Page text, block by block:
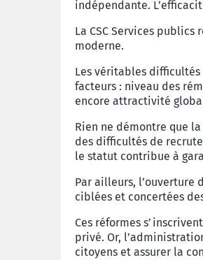
indépendante.
La CSC Services
moderne.
Les véritables
facteurs : niveau des
encore attractivité
Rien ne démontre que
des difficultés de
le statut contribue à
Par ailleurs, l’ouverture
ciblées et concertées
Ces réformes
privé. Or,
citoyens et assurer la